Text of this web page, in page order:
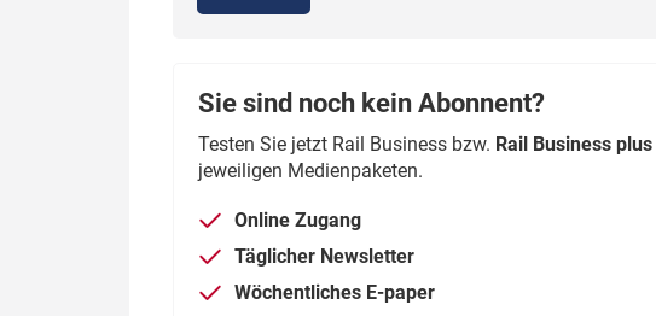
Start-Up-Check
Thema des Monats
Dossier: ETCS
Dossier:
Sie sind noch kein Abonnent?
Testen Sie jetzt Rail Business bzw. Rail Business plus
jeweiligen Medienpaketen.
Online Zugang
Täglicher Newsletter
Wöchentliches E-paper